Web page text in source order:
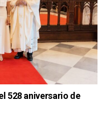
528 aniversario de